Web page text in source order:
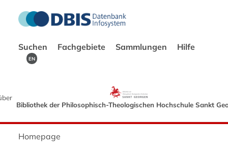
Suchen Fachgebiete Sammlungen Hilfe
EN
Bibliothek der Philosophisch-Theologischen Hochschule Sankt
Homepage